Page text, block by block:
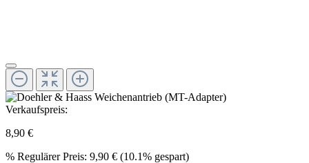
Verkaufspreis:
8,90 €
% Regulärer Preis: 9,90 € (10.1% gespart)